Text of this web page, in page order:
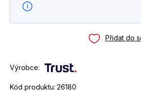
Přidat do
Výrobce:
Kód produktu: 26180